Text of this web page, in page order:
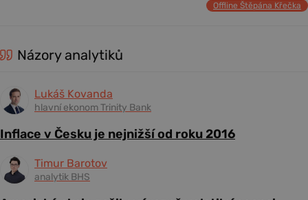
Offline Štěpána Křečka
Názory analytiků
Lukáš Kovanda
hlavní ekonom Trinity Bank
Inflace v Česku je nejnižší od roku 2016
Timur Barotov
analytik BHS